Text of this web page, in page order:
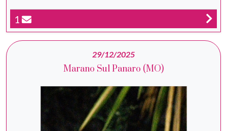
1
29/12/2025
Marano Sul Panaro (MO)